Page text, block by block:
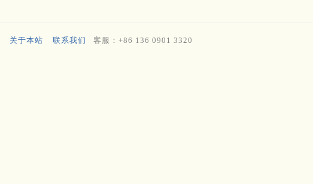
关于本站 联系我们 客服：+86 136 0901 3320